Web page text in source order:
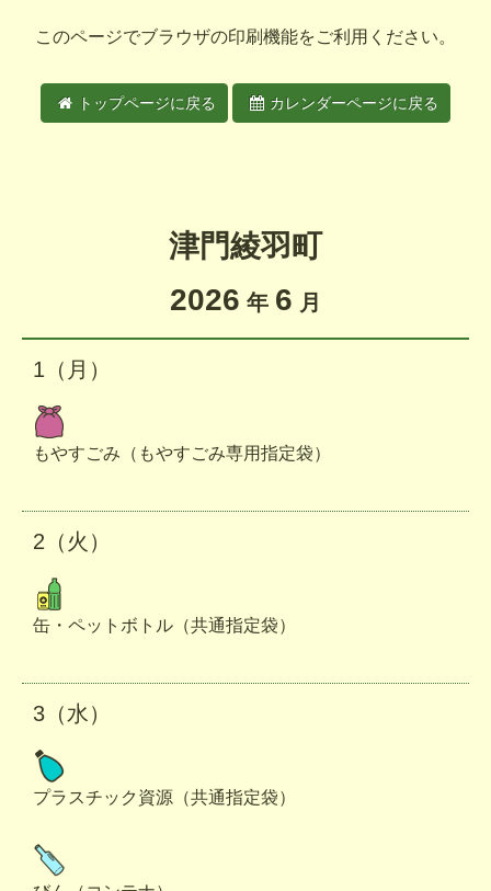
このページでブラウザの印刷機能をご利用ください。
トップページに戻る カレンダーページに戻る
津門綾羽町
2026 年 6 月
1（月）
もやすごみ（もやすごみ専用指定袋）
2（火）
缶・ペットボトル（共通指定袋）
3（水）
プラスチック資源（共通指定袋）